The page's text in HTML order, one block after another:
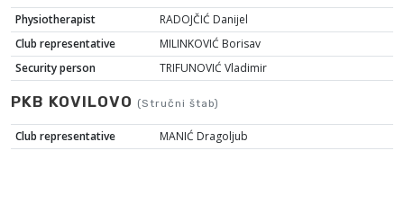
Physiotherapist
RADOJČIĆ Danijel
Club representative
MILINKOVIĆ Borisav
Security person
TRIFUNOVIĆ Vladimir
PKB KOVILOVO (Stručni štab)
Club representative MANIĆ Dragoljub